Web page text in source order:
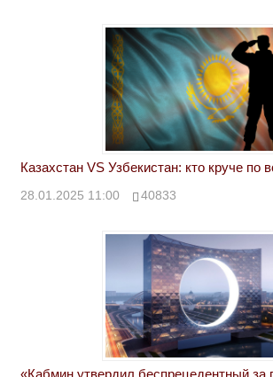
Казахстан VS Узбекистан: кто круче по
28.01.2025 11:00 40833